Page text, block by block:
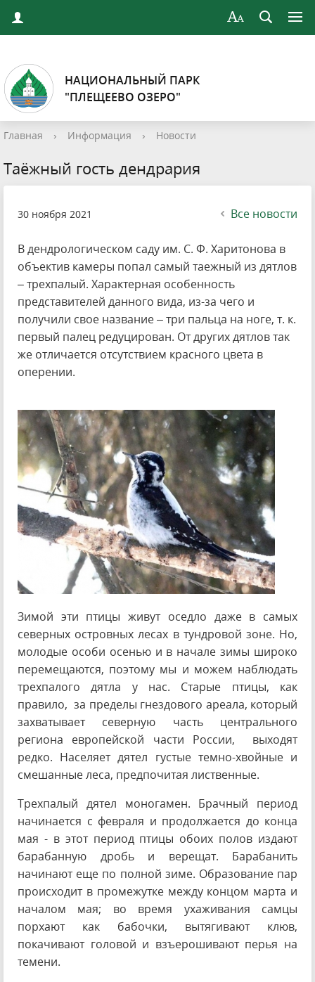
НАЦИОНАЛЬНЫЙ ПАРК
"ПЛЕЩЕЕВО ОЗЕРО"
Главная › Информация › Новости
Таёжный гость дендрария
30 ноября 2021 Все новости
В дендрологическом саду им. С. Ф. Харитонова в
объектив камеры попал самый таежный из дятлов
– трехпалый. Характерная особенность
представителей данного вида, из-за чего и
получили свое название – три пальца на ноге, т. к.
первый палец редуцирован. От других дятлов так
же отличается отсутствием красного цвета в
оперении.
Зимой эти птицы живут оседло даже в самых
северных островных лесах в тундровой зоне. Но,
молодые особи осенью и в начале зимы широко
перемещаются, поэтому мы и можем наблюдать
трехпалого дятла у нас. Старые птицы, как
правило, за пределы гнездового ареала, который
захватывает северную часть центрального
региона европейской части России, выходят
редко. Населяет дятел густые темно-хвойные и
смешанные леса, предпочитая лиственные.
Трехпалый дятел моногамен. Брачный период
начинается с февраля и продолжается до конца
мая - в этот период птицы обоих полов издают
барабанную дробь и верещат. Барабанить
начинают еще по полной зиме. Образование пар
происходит в промежутке между концом марта и
началом мая; во время ухаживания самцы
порхают как бабочки, вытягивают клюв,
покачивают головой и взъерошивают перья на
темени.